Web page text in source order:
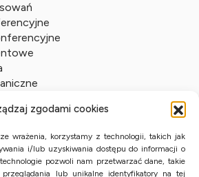
zgodami cookies
wrażenia, korzystamy z technologii, takich jak
i/lub uzyskiwania dostępu do informacji o
pozwoli nam przetwarzać dane, takie
przeglądania lub unikalne identyfikatory na tej
online